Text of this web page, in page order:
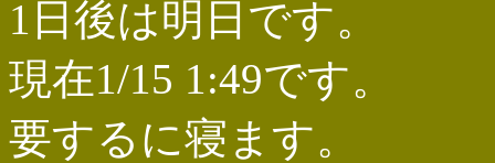
1日後は明日です。
現在1/15 1:49です。
要するに寝ます。